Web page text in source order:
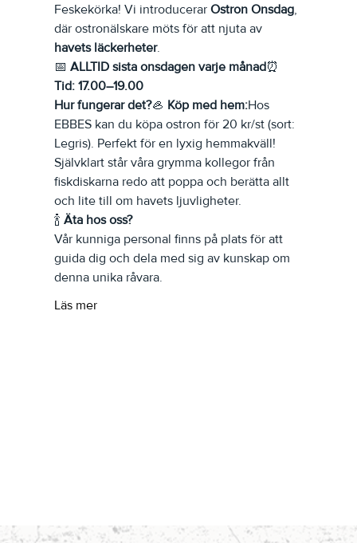
Feskekörka! Vi introducerar Ostron Onsdag,
där ostronälskare möts för att njuta av
havets läckerheter.
📅 ALLTID sista onsdagen varje månad⏰
Tid: 17.00–19.00
Hur fungerar det?🦪 Köp med hem:Hos
EBBES kan du köpa ostron för 20 kr/st (sort:
Legris). Perfekt för en lyxig hemmakväll!
Självklart står våra grymma kollegor från
fiskdiskarna redo att poppa och berätta allt
och lite till om havets ljuvligheter.
🍾 Äta hos oss?
Vår kunniga personal finns på plats för att
guida dig och dela med sig av kunskap om
denna unika råvara.
Läs mer